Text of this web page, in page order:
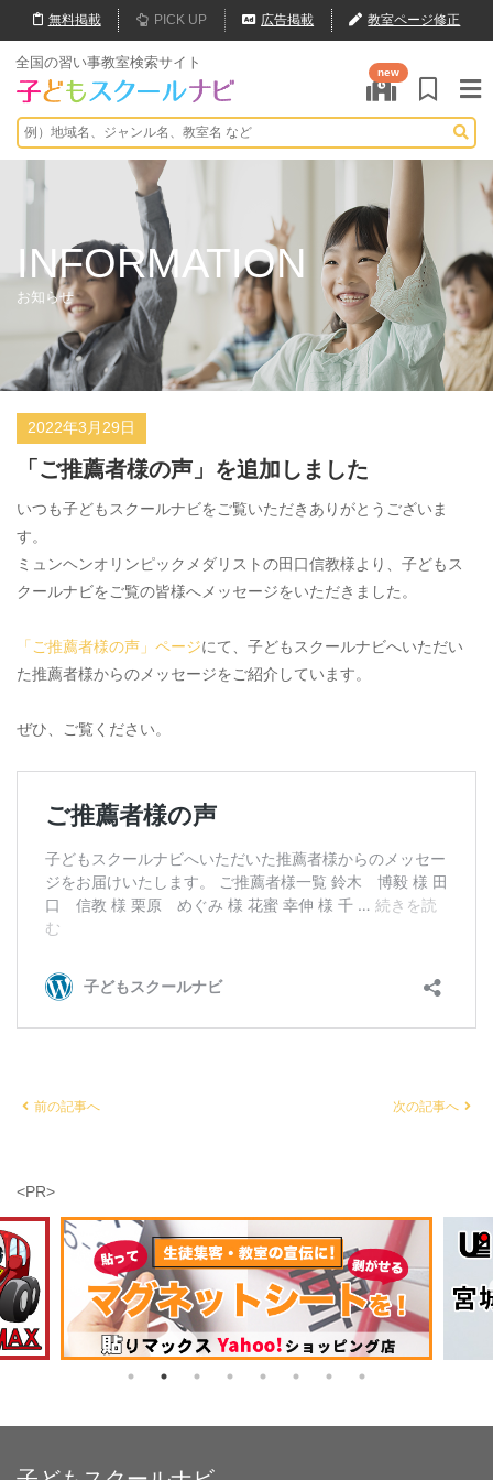
無料掲載 PICK UP 広告掲載 教室ページ修正
全国の習い事教室検索サイト
new
INFORMATION
お知らせ
2022年3月29日
「ご推薦者様の声」を追加しました
いつも子どもスクールナビをご覧いただきありがとうございま
す。
ミュンヘンオリンピックメダリストの田口信教様より、子どもス
クールナビをご覧の皆様へメッセージをいただきました。
「ご推薦者様の声」ページにて、子どもスクールナビへいただい
た推薦者様からのメッセージをご紹介しています。
ぜひ、ご覧ください。
前の記事へ 次の記事へ
<PR>